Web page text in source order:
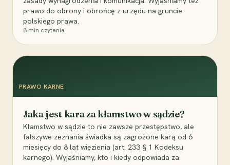
prawo do obrony i obrońcę z urzędu na gruncie
polskiego prawa.
8 min czytania
PRAWO KARNE
Jaka jest kara za kłamstwo w sądzie?
Kłamstwo w sądzie to nie zawsze przestępstwo, ale
fałszywe zeznania świadka są zagrożone karą od 6
miesięcy do 8 lat więzienia (art. 233 § 1 Kodeksu
karnego). Wyjaśniamy, kto i kiedy odpowiada za